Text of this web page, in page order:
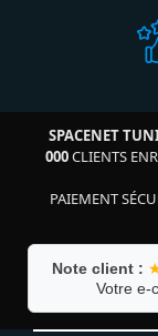
SPACENET
000CLIENTS
PAIEMENT
Note client :
Votre e-